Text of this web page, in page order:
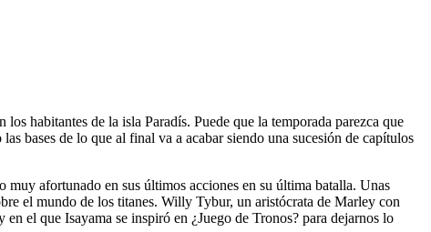
habitantes de la isla Paradís. Puede que la temporada parezca que
bases de lo que al final va a acabar siendo una sucesión de capítulos
afortunado en sus últimos acciones en su última batalla. Unas
el mundo de los titanes. Willy Tybur, un aristócrata de Marley con
el que Isayama se inspiró en ¿Juego de Tronos? para dejarnos lo